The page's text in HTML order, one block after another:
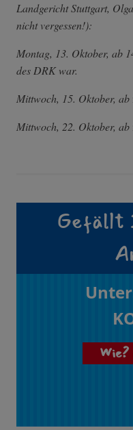
Landgericht Stuttgart,
nicht vergessen!):
Montag, 13. Oktober, ab
des DRK war.
Mittwoch, 15. Oktober, ab
Mittwoch, 22. Oktober, ab
Gefällt